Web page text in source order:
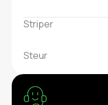
Striper
Steur